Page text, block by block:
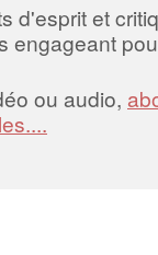
d'esprit et
engageant
ou audio,